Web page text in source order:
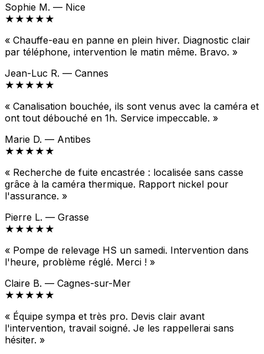
Sophie M. — Nice
★★★★★
« Chauffe-eau en panne en plein hiver. Diagnostic clair
par téléphone, intervention le matin même. Bravo. »
Jean-Luc R. — Cannes
★★★★★
« Canalisation bouchée, ils sont venus avec la caméra et
ont tout débouché en 1h. Service impeccable. »
Marie D. — Antibes
★★★★★
« Recherche de fuite encastrée : localisée sans casse
grâce à la caméra thermique. Rapport nickel pour
l'assurance. »
Pierre L. — Grasse
★★★★★
« Pompe de relevage HS un samedi. Intervention dans
l'heure, problème réglé. Merci ! »
Claire B. — Cagnes-sur-Mer
★★★★★
« Équipe sympa et très pro. Devis clair avant
l'intervention, travail soigné. Je les rappellerai sans
hésiter. »